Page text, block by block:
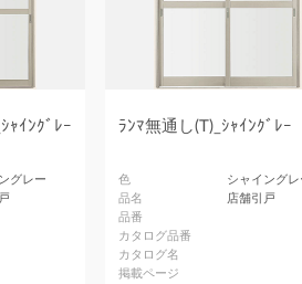
ｬｲﾝｸﾞﾚｰ
グレー
ﾗﾝﾏ無通し(T)_ｼｬｲﾝｸﾞﾚｰ
色
シャイング
品名
店舗引戸
品番
カタログ品番
カタログ名
掲載ページ